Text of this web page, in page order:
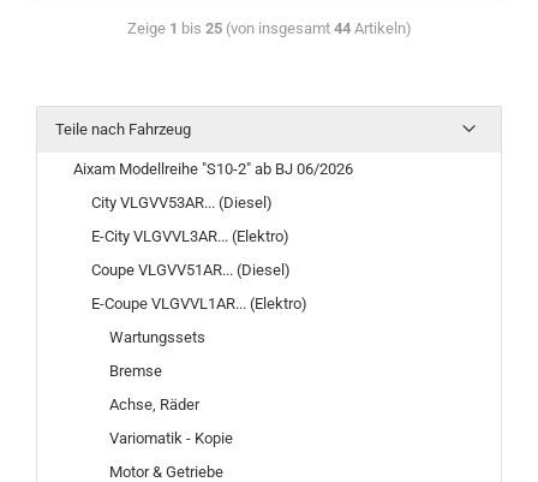
Zeige 1 bis 25(von insgesamt 44Artikeln)
Teile nach Fahrzeug
Aixam Modellreihe "S10-2" ab BJ 06/2026
City VLGVV53AR... (Diesel)
E-City VLGVVL3AR... (Elektro)
Coupe VLGVV51AR... (Diesel)
E-Coupe VLGVVL1AR... (Elektro)
Wartungssets
Bremse
Achse, Räder
Variomatik - Kopie
Motor & Getriebe